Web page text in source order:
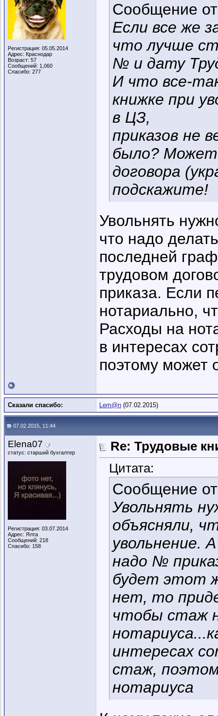
Регистрация: 05.05.2014
Адрес: Краснодар
Возраст: 57
Сообщений: 1,060
Спасибо: 277
Сообщение
Если все же
что лучше
№ и дату
И что все-
книжке при
в ЦЗ,
приказов не
было?
договора
подскажите!
Увольнять
что надо
последней
трудовом
приказа. Если
нотариально,
Расходы на
в интересах
поэтому может
Сказали спасибо: Lem@n (07.02.2015)
07.02.2015, 11:44
Elena07
статус: старший бухгалтер
Регистрация: 03.07.2014
Адрес: Ялта
Сообщений: 218
Спасибо: 158
Re: Трудовые
Цитата:
Сообщение
Увольнять
объясняли,
увольнение.
надо №
будет этот
нет, то
чтобы стаж
интересах
стаж,
нотариуса